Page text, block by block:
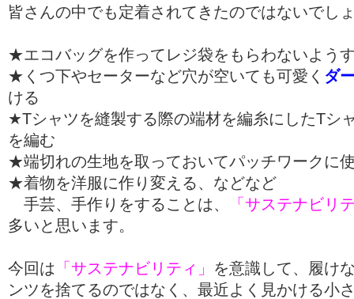
皆さんの中でも定着されてきたのではないでし
★エコバッグを作ってレジ袋をもらわないよう
★くつ下やセーターなど穴が空いても可愛く ダ
ける
★Tシャツを縫製する際の端材を編糸にしたTシ
を編む
★端切れの生地を取っておいてパッチワークに
★着物を洋服に作り変える、などなど
手芸、手作りをすることは、
「サステナビリ
多いと思います。
今回は 「サステナビリティ」 を意識して、履け
ンツを捨てるのではなく、最近よく見かける小